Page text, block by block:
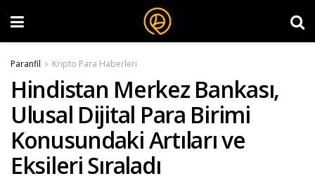
Paranfil Kripto Para Haberleri
Hindistan Merkez Bankası,
Ulusal Dijital Para Birimi
Konusundaki Artıları ve
Eksileri Sıraladı